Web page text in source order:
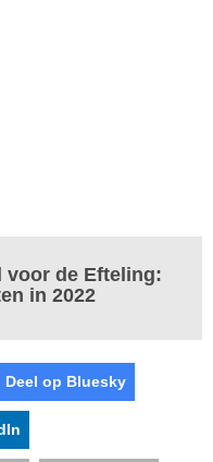
voor de Efteling:
in 2022
Deel op Bluesky